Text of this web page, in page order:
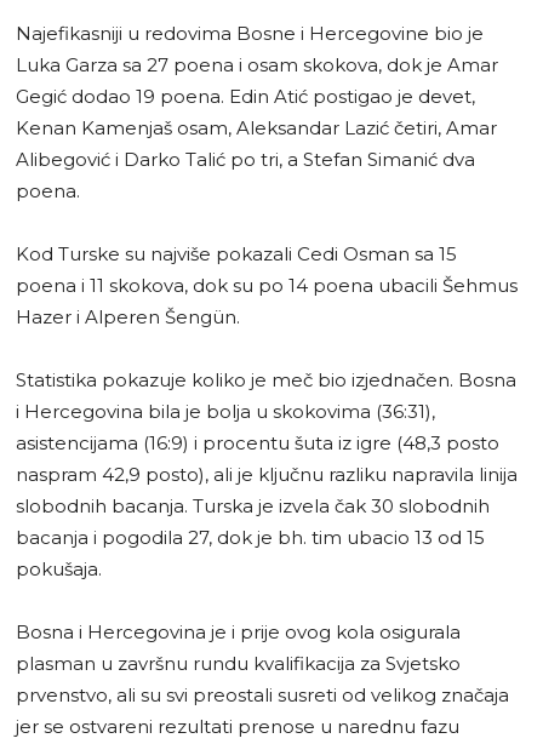
Najefikasniji u redovima Bosne i Hercegovine bio je
Luka Garza sa 27 poena i osam skokova, dok je Amar
Gegić dodao 19 poena. Edin Atić postigao je devet,
Kenan Kamenjaš osam, Aleksandar Lazić četiri, Amar
Alibegović i Darko Talić po tri, a Stefan Simanić dva
poena.
Kod Turske su najviše pokazali Cedi Osman sa 15
poena i 11 skokova, dok su po 14 poena ubacili Šehmus
Hazer i Alperen Šengün.
Statistika pokazuje koliko je meč bio izjednačen. Bosna
i Hercegovina bila je bolja u skokovima (36:31),
asistencijama (16:9) i procentu šuta iz igre (48,3 posto
naspram 42,9 posto), ali je ključnu razliku napravila linija
slobodnih bacanja. Turska je izvela čak 30 slobodnih
bacanja i pogodila 27, dok je bh. tim ubacio 13 od 15
pokušaja.
Bosna i Hercegovina je i prije ovog kola osigurala
plasman u završnu rundu kvalifikacija za Svjetsko
prvenstvo, ali su svi preostali susreti od velikog značaja
jer se ostvareni rezultati prenose u narednu fazu